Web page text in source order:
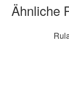
Ähnliche